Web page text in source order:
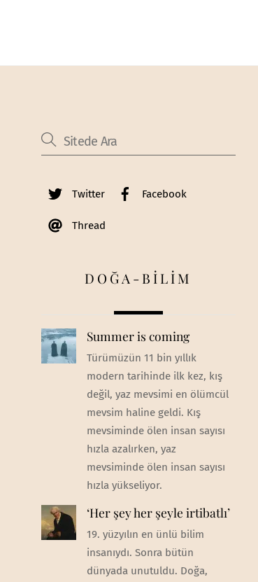
Twitter Facebook
Thread
DOĞA-BİLİM
Summer is coming
Türümüzün 11 bin yıllık
modern tarihinde ilk kez, kış
değil, yaz mevsimi en ölümcül
mevsim haline geldi. Kış
mevsiminde ölen insan sayısı
hızla azalırken, yaz
mevsiminde ölen insan sayısı
hızla yükseliyor.
‘Her şey her şeyle irtibatlı’
19. yüzyılın en ünlü bilim
insanıydı. Sonra bütün
dünyada unutuldu. Doğa,